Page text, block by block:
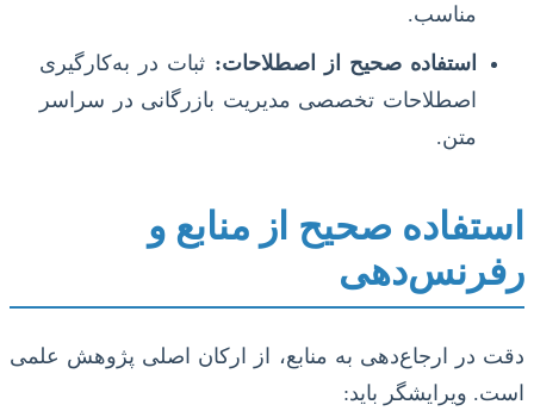
مناسب.
استفاده صحیح از اصطلاحات: ثبات در به‌کارگیری
اصطلاحات تخصصی مدیریت بازرگانی در سراسر
متن.
استفاده صحیح از منابع و
رفرنس‌دهی
دقت در ارجاع‌دهی به منابع، از ارکان اصلی پژوهش علمی
است. ویرایشگر باید: